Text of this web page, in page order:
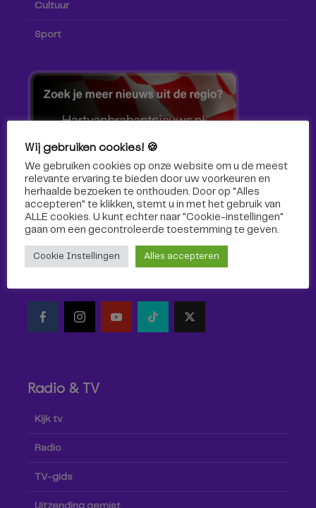
Cultuur
Sport
Volg ons!
Volg Omroep Tilburg niet alleen hier, maar ook via social
Radio & TV
Kijk tv
Radio
TV-gids
Uitzending gemist
Wij gebruiken cookies! 🍪
We gebruiken cookies op onze website om u de meest
relevante ervaring te bieden door uw voorkeuren en
herhaalde bezoeken te onthouden. Door op "Alles
accepteren" te klikken, stemt u in met het gebruik van
ALLE cookies. U kunt echter naar "Cookie-instellingen"
gaan om een ​​gecontroleerde toestemming te geven.
Cookie Instellingen Alles accepteren